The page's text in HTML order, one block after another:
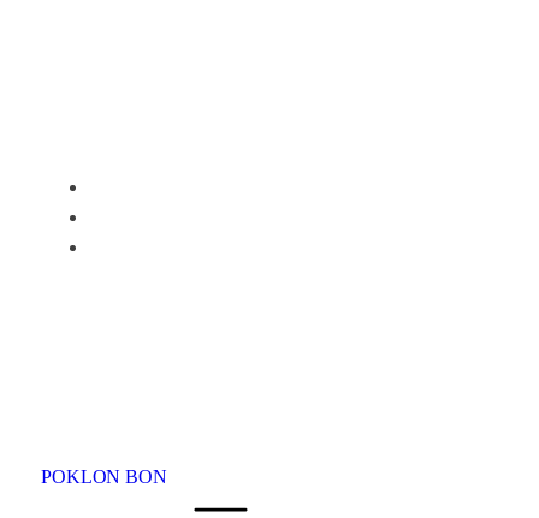
POKLON BON